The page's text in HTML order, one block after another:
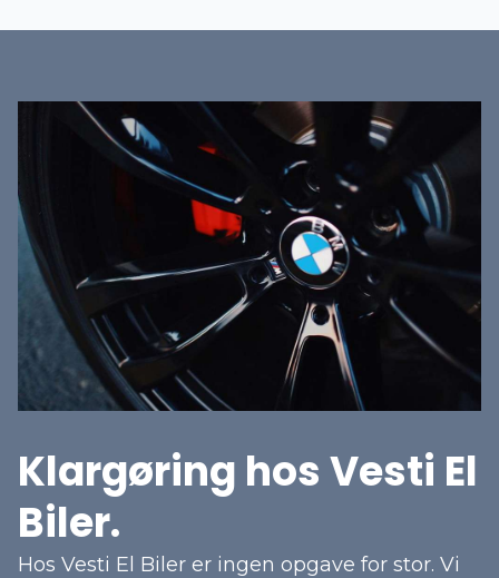
Klargøring hos Vesti El
Biler.
Hos Vesti El Biler er ingen opgave for stor. Vi